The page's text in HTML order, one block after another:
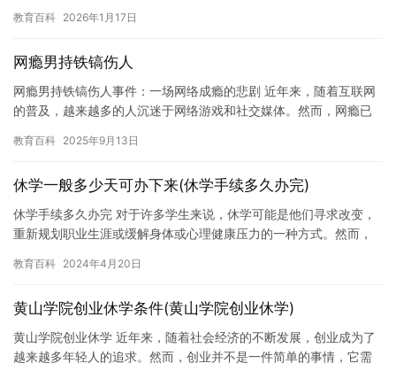
以…
教育百科 2026年1月17日
网瘾男持铁镐伤人
网瘾男持铁镐伤人事件：一场网络成瘾的悲剧 近年来，随着互联网
的普及，越来越多的人沉迷于网络游戏和社交媒体。然而，网瘾已
近，…
教育百科 2025年9月13日
休学一般多少天可办下来(休学手续多久办完)
休学手续多久办完 对于许多学生来说，休学可能是他们寻求改变，
重新规划职业生涯或缓解身体或心理健康压力的一种方式。然而，
们将…
教育百科 2024年4月20日
黄山学院创业休学条件(黄山学院创业休学)
黄山学院创业休学 近年来，随着社会经济的不断发展，创业成为了
越来越多年轻人的追求。然而，创业并不是一件简单的事情，它需